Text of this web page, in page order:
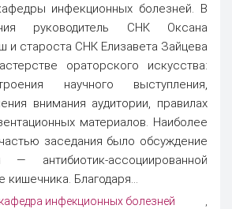
инфекционных болезней. В
руководитель СНК Оксана
и староста СНК Елизавета Зайцева
ораторского искусства:
научного выступления,
внимания аудитории, правилах
материалов. Наиболее
заседания было обсуждение
— антибиотик-ассоциированной
кишечника. Благодаря...
инфекционных болезней ,